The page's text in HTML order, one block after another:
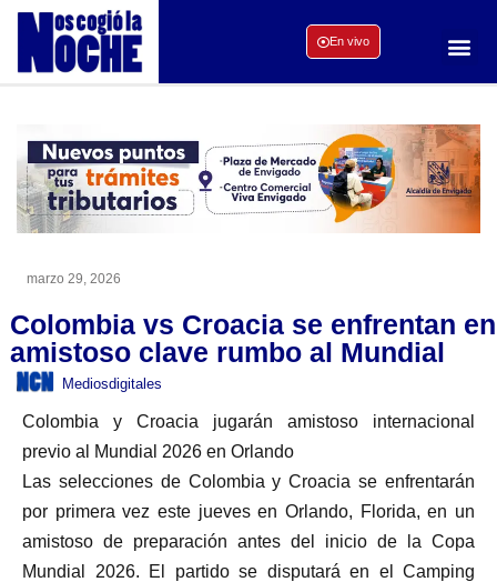
En vivo
marzo 29, 2026
Colombia vs Croacia se enfrentan en
amistoso clave rumbo al Mundial
Mediosdigitales
Colombia y Croacia jugarán amistoso internacional
previo al Mundial 2026 en Orlando
Las selecciones de Colombia y Croacia se enfrentarán
por primera vez este jueves en Orlando, Florida, en un
amistoso de preparación antes del inicio de la Copa
Mundial 2026. El partido se disputará en el Camping